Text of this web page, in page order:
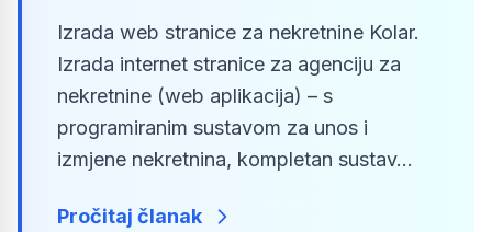
Izrada web stranice za nekretnine Kolar.
Izrada internet stranice za agenciju za
nekretnine (web aplikacija) – s
programiranim sustavom za unos i
izmjene nekretnina, kompletan sustav...
Pročitaj članak